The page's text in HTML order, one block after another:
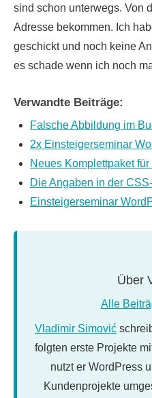
sind schon unterwegs. Von
Adresse bekommen. Ich
geschickt und noch keine
es schade wenn ich noch
Verwandte Beiträge:
Falsche Abbildung im
2x Einsteigerseminar
Neues Komplettpaket
Die Angaben in der
Einsteigerseminar
Über
Alle
Vladimir Simović
folgten erste Projekte
nutzt er WordPress
Kundenprojekte